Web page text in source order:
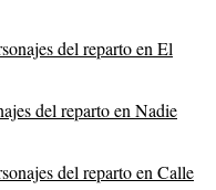
del reparto en El
del reparto en Nadie
del reparto en Calle